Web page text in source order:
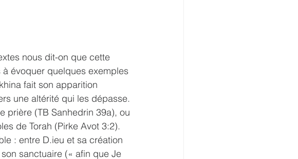
nous dit-on que cette
évoquer quelques exemples
fait son apparition
une altérité qui les dépasse.
prière (TB Sanhedrin 39a), ou
de Torah (Pirke Avot 3:2).
: entre D.ieu et sa création
sanctuaire (« afin que Je